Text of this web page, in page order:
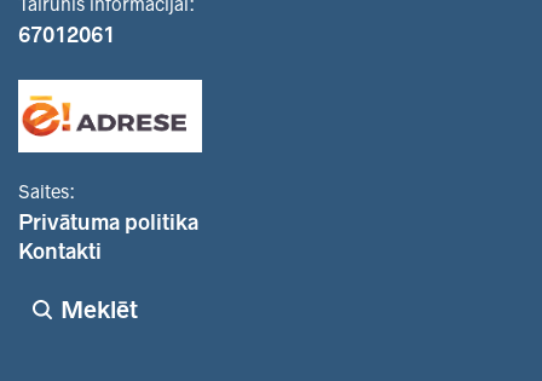
Tālrunis informācijai:
67012061
Saites:
Privātuma politika
Kontakti
Meklēt